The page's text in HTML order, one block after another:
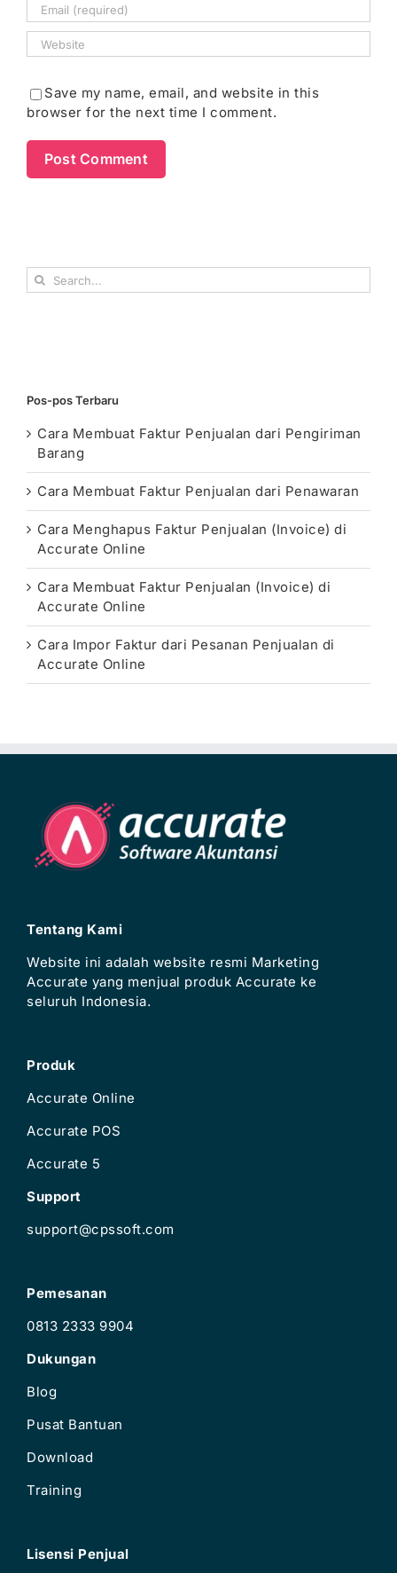
Save my name, email, and website in this
browser for the next time I comment.
Search
for:
Pos-pos Terbaru
Cara Membuat Faktur Penjualan dari Pengiriman
Barang
Cara Membuat Faktur Penjualan dari Penawaran
Cara Menghapus Faktur Penjualan (Invoice) di
Accurate Online
Cara Membuat Faktur Penjualan (Invoice) di
Accurate Online
Cara Impor Faktur dari Pesanan Penjualan di
Accurate Online
Tentang Kami
Website ini adalah website resmi Marketing
Accurate yang menjual produk Accurate ke
seluruh Indonesia.
Produk
Accurate Online
Accurate POS
Accurate 5
Support
support@cpssoft.com
Pemesanan
0813 2333 9904
Dukungan
Blog
Pusat Bantuan
Download
Training
Lisensi Penjual